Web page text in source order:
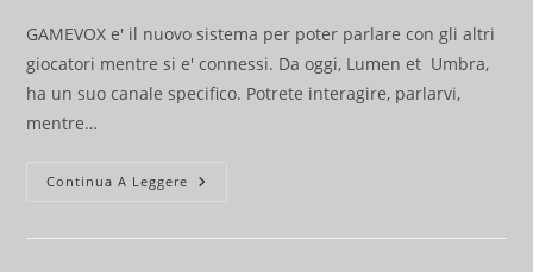
GAMEVOX e' il nuovo sistema per poter parlare con gli altri
giocatori mentre si e' connessi. Da oggi, Lumen et Umbra,
ha un suo canale specifico. Potrete interagire, parlarvi,
mentre…
Continua A Leggere Lument